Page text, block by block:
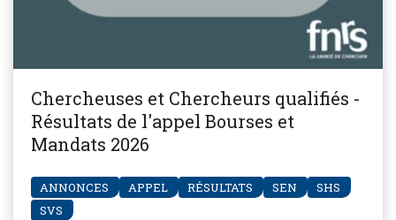
Chercheuses et Chercheurs qualifiés -
Résultats de l'appel Bourses et
Mandats 2026
ANNONCES APPEL RÉSULTATS SEN
SHS
SVS